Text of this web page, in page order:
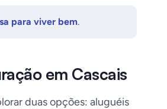
para viver bem.
em Cascais
duas opções: aluguéis